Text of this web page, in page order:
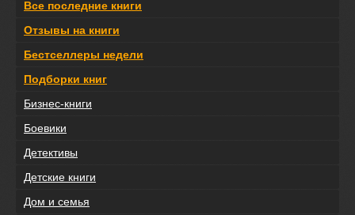
Все последние книги
Отзывы на книги
Бестселлеры недели
Подборки книг
Бизнес-книги
Боевики
Детективы
Детские книги
Дом и семья